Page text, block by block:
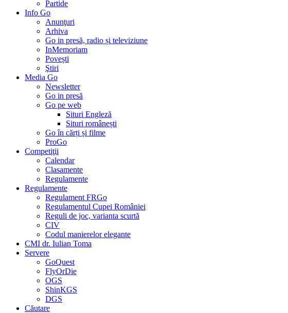
Partide
Info Go
Anunţuri
Arhiva
Go in presă, radio și televiziune
InMemoriam
Povești
Ştiri
Media Go
Newsletter
Go in presă
Go pe web
Situri Engleză
Situri românești
Go în cărți și filme
ProGo
Competiţii
Calendar
Clasamente
Regulamente
Regulamente
Regulament FRGo
Regulamentul Cupei României
Reguli de joc, varianta scurtă
CIV
Codul manierelor elegante
CMI dr. Iulian Toma
Servere
GoQuest
FlyOrDie
OGS
ShinKGS
DGS
Căutare